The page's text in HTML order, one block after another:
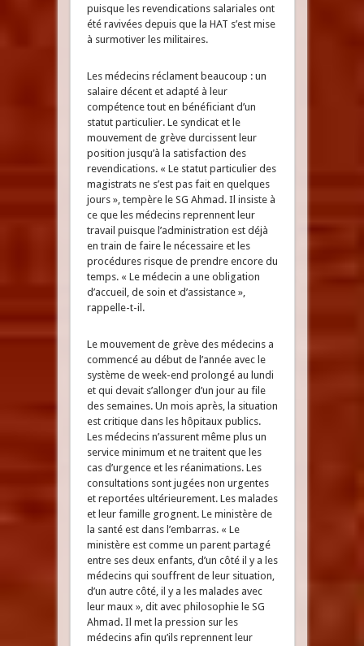
puisque les revendications salariales ont
été ravivées depuis que la HAT s’est mise
à surmotiver les militaires.
Les médecins réclament beaucoup : un
salaire décent et adapté à leur
compétence tout en bénéficiant d’un
statut particulier. Le syndicat et le
mouvement de grève durcissent leur
position jusqu’à la satisfaction des
revendications. « Le statut particulier des
magistrats ne s’est pas fait en quelques
jours », tempère le SG Ahmad. Il insiste à
ce que les médecins reprennent leur
travail puisque l’administration est déjà
en train de faire le nécessaire et les
procédures risque de prendre encore du
temps. « Le médecin a une obligation
d’accueil, de soin et d’assistance »,
rappelle-t-il.
Le mouvement de grève des médecins a
commencé au début de l’année avec le
système de week-end prolongé au lundi
et qui devait s’allonger d’un jour au file
des semaines. Un mois après, la situation
est critique dans les hôpitaux publics.
Les médecins n’assurent même plus un
service minimum et ne traitent que les
cas d’urgence et les réanimations. Les
consultations sont jugées non urgentes
et reportées ultérieurement. Les malades
et leur famille grognent. Le ministère de
la santé est dans l’embarras. « Le
ministère est comme un parent partagé
entre ses deux enfants, d’un côté il y a les
médecins qui souffrent de leur situation,
d’un autre côté, il y a les malades avec
leur maux », dit avec philosophie le SG
Ahmad. Il met la pression sur les
médecins afin qu’ils reprennent leur